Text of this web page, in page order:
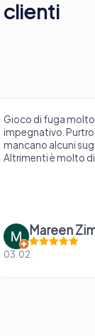
Gioco di fuga molto
impegnativo.
mancano alcuni
Altrimenti è molto
Mareen
03.02.